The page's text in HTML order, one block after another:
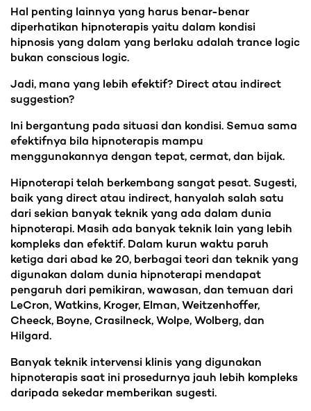
Hal penting lainnya yang harus benar-benar
diperhatikan hipnoterapis yaitu dalam kondisi
hipnosis yang dalam yang berlaku adalah trance logic
bukan conscious logic.
Jadi, mana yang lebih efektif? Direct atau indirect
suggestion?
Ini bergantung pada situasi dan kondisi. Semua sama
efektifnya bila hipnoterapis mampu
menggunakannya dengan tepat, cermat, dan bijak.
Hipnoterapi telah berkembang sangat pesat. Sugesti,
baik yang direct atau indirect, hanyalah salah satu
dari sekian banyak teknik yang ada dalam dunia
hipnoterapi. Masih ada banyak teknik lain yang lebih
kompleks dan efektif. Dalam kurun waktu paruh
ketiga dari abad ke 20, berbagai teori dan teknik yang
digunakan dalam dunia hipnoterapi mendapat
pengaruh dari pemikiran, wawasan, dan temuan dari
LeCron, Watkins, Kroger, Elman, Weitzenhoffer,
Cheeck, Boyne, Crasilneck, Wolpe, Wolberg, dan
Hilgard.
Banyak teknik intervensi klinis yang digunakan
hipnoterapis saat ini prosedurnya jauh lebih kompleks
daripada sekedar memberikan sugesti.